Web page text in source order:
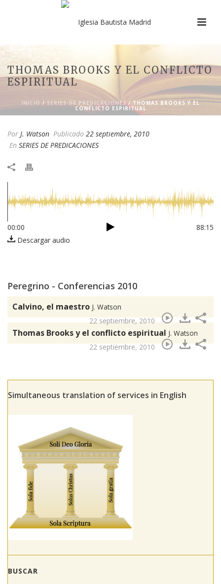
THOMAS BROOKS Y EL CONFLICTO
ESPIRITUAL
INICIO / SERIES DE PREDICACIONES / THOMAS BROOKS Y EL
CONFLICTO ESPIRITUAL
Por J. Watson Publicado 22 septiembre, 2010
En SERIES DE PREDICACIONES
00:00
88:15
Descargar audio
Peregrino - Conferencias 2010
Calvino, el maestro J. Watson
22 septiembre, 2010
Thomas Brooks y el conflicto espiritual J. Watson
22 septiembre, 2010
Simultaneous translation of services in English
BUSCAR